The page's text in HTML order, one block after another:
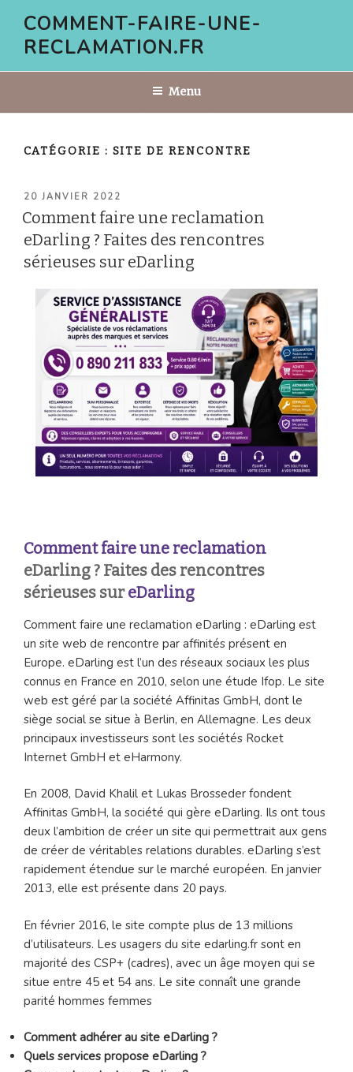
contenu
COMMENT-FAIRE-UNE-
RECLAMATION.FR
Menu
CATÉGORIE : SITE DE RENCONTRE
PUBLIÉ
LE
20 JANVIER 2022
Comment faire une reclamation
eDarling ? Faites des rencontres
sérieuses sur eDarling
Comment faire une reclamation
eDarling ? Faites des rencontres
sérieuses sureDarling
Comment faire une reclamation eDarling : eDarling est
un site web de rencontre par affinités présent en
Europe. eDarling est l’un des réseaux sociaux les plus
connus en France en 2010, selon une étude Ifop. Le site
web est géré par la société Affinitas GmbH, dont le
siège social se situe à Berlin, en Allemagne. Les deux
principaux investisseurs sont les sociétés Rocket
Internet GmbH et eHarmony.
En 2008, David Khalil et Lukas Brosseder fondent
Affinitas GmbH, la société qui gère eDarling. Ils ont tous
deux l’ambition de créer un site qui permettrait aux gens
de créer de véritables relations durables. eDarling s’est
rapidement étendue sur le marché européen. En janvier
2013, elle est présente dans 20 pays.
En février 2016, le site compte plus de 13 millions
d’utilisateurs. Les usagers du site edarling.fr sont en
majorité des CSP+ (cadres), avec un âge moyen qui se
situe entre 45 et 54 ans. Le site connaît une grande
parité hommes femmes
Comment adhérer au site eDarling ?
Quels services propose eDarling ?